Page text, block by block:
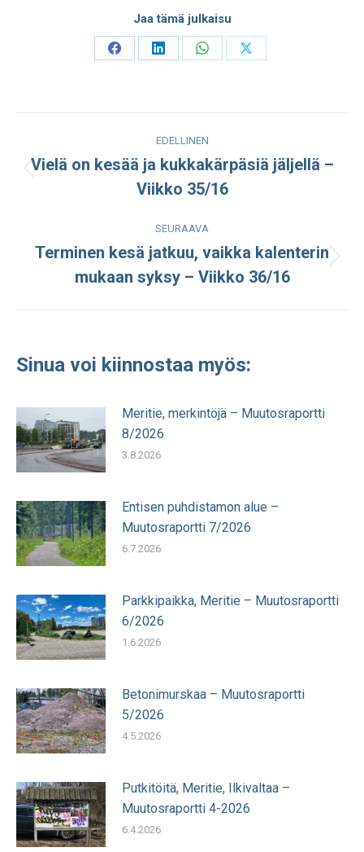
Jaa tämä julkaisu
Share
Share
Share
Share
navigation
EDELLINEN
Edellinen
julkaisu:
Vielä on kesää ja kukkakärpäsiä jäljellä –
Viikko 35/16
SEURAAVA
Seuraava
julkaisu:
Terminen kesä jatkuu, vaikka kalenterin
mukaan syksy – Viikko 36/16
Sinua voi kiinnostaa myös:
Meritie, merkintöjä – Muutosraportti
8/2026
3.8.2026
Entisen puhdistamon alue –
Muutosraportti 7/2026
6.7.2026
Parkkipaikka, Meritie – Muutosraportti
6/2026
1.6.2026
Betonimurskaa – Muutosraportti
5/2026
4.5.2026
Putkitöitä, Meritie, Ilkivaltaa –
Muutosraportti 4-2026
6.4.2026